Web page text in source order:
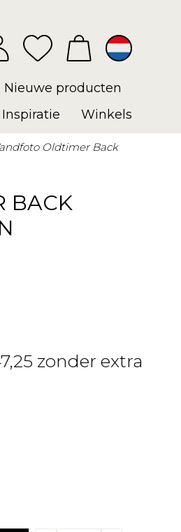
Nieuwe producten
Inspiratie
Winkels
Oldtimer Back
BACK
zonder extra